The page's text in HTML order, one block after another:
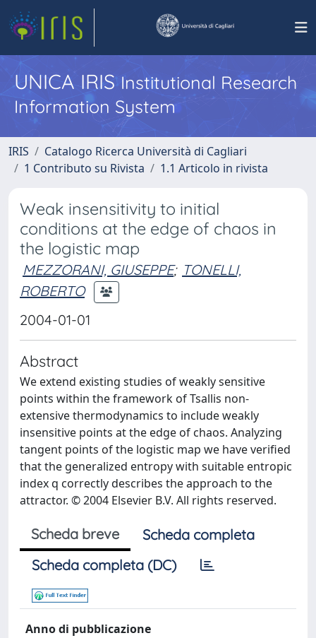
UNICA IRISInstitutional Research
Information System
IRIS
Catalogo Ricerca Università di Cagliari
1 Contributo su Rivista
1.1 Articolo in rivista
Weak insensitivity to initial
conditions at the edge of chaos in
the logistic map
MEZZORANI, GIUSEPPE; TONELLI,
ROBERTO
2004-01-01
Abstract
We extend existing studies of weakly sensitive
points within the framework of Tsallis non-
extensive thermodynamics to include weakly
insensitive points at the edge of chaos. Analyzing
tangent points of the logistic map we have verified
that the generalized entropy with suitable entropic
index q correctly describes the approach to the
attractor. © 2004 Elsevier B.V. All rights reserved.
Scheda breve
Scheda completa
Scheda completa (DC)
Anno di pubblicazione